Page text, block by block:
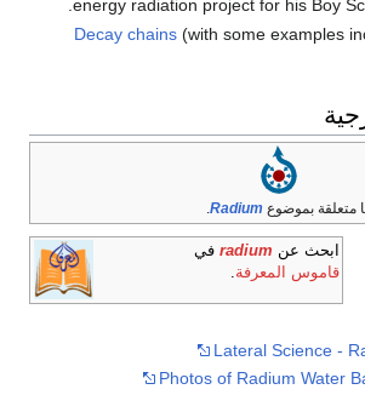
energy radiation project for his Boy
Decay chains(with some examples
متعلقة بموضوعRadium
.
ابحث عن radium في
قاموس المعرفة.
Lateral Science -
Photos of Radium Water